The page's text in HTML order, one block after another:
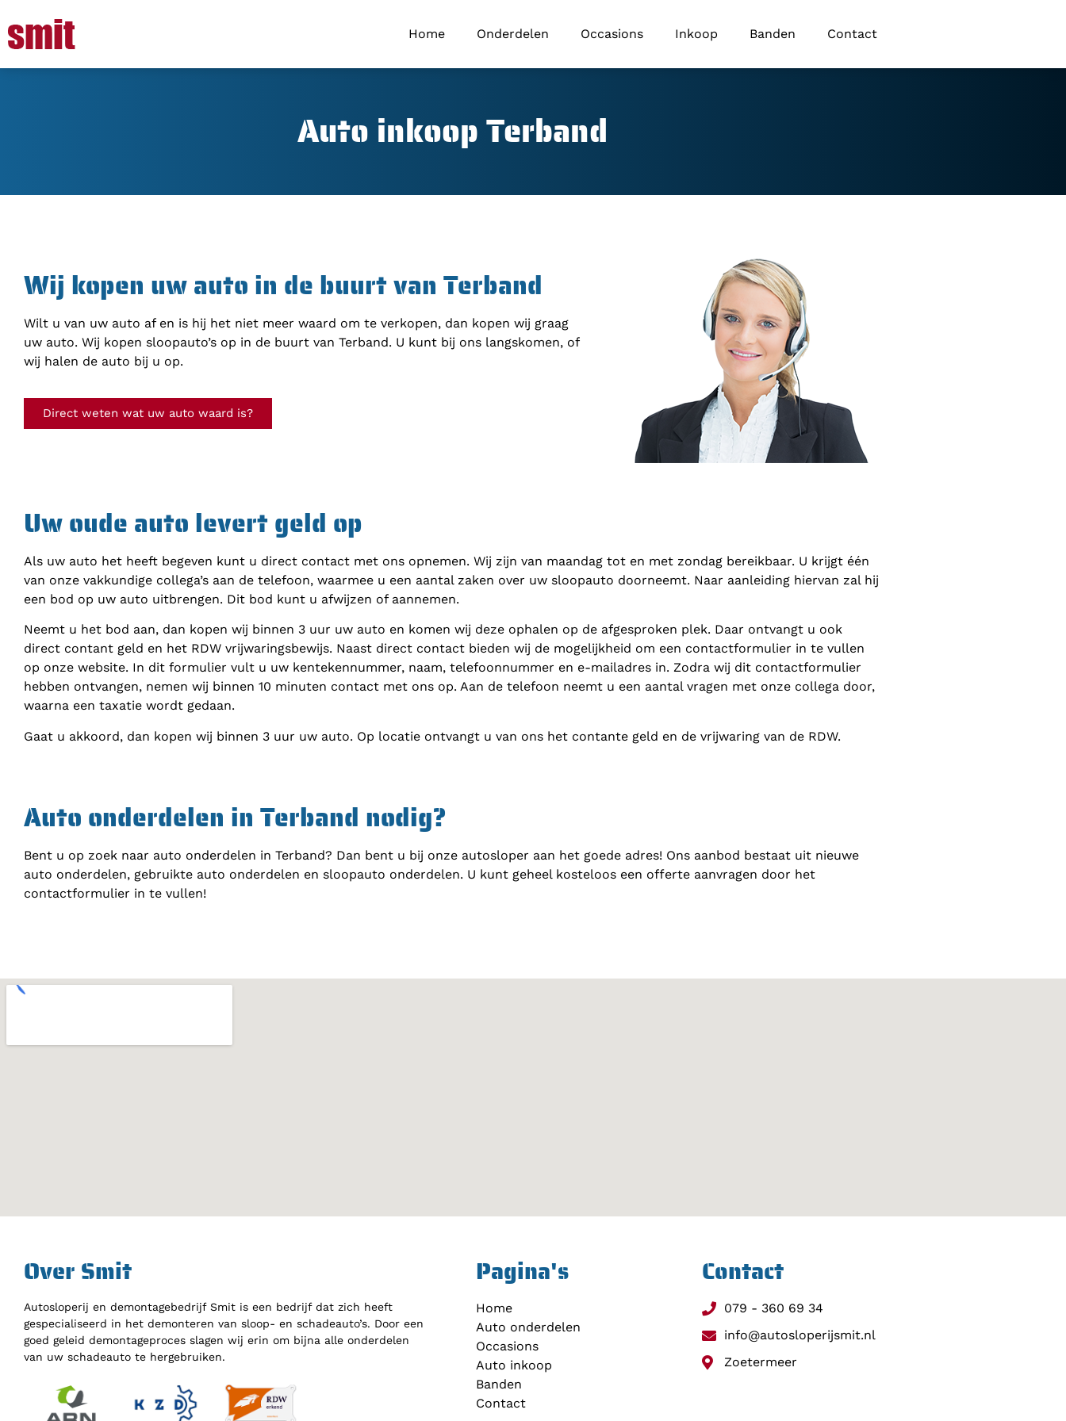
Home Onderdelen Occasions Inkoop Banden Contact
Auto inkoop Terband
Wij kopen uw auto in de buurt van Terband
Wilt u van uw auto af en is hij het niet meer waard om te verkopen, dan kopen wij graag
uw auto. Wij kopen sloopauto’s op in de buurt van Terband. U kunt bij ons langskomen, of
wij halen de auto bij u op.
Direct weten wat uw auto waard is?
Uw oude auto levert geld op
Als uw auto het heeft begeven kunt u direct contact met ons opnemen. Wij zijn van maandag tot en met zondag bereikbaar. U krijgt één
van onze vakkundige collega’s aan de telefoon, waarmee u een aantal zaken over uw sloopauto doorneemt. Naar aanleiding hiervan zal hij
een bod op uw auto uitbrengen. Dit bod kunt u afwijzen of aannemen.
Neemt u het bod aan, dan kopen wij binnen 3 uur uw auto en komen wij deze ophalen op de afgesproken plek. Daar ontvangt u ook
direct contant geld en het RDW vrijwaringsbewijs. Naast direct contact bieden wij de mogelijkheid om een contactformulier in te vullen
op onze website. In dit formulier vult u uw kentekennummer, naam, telefoonnummer en e-mailadres in. Zodra wij dit contactformulier
hebben ontvangen, nemen wij binnen 10 minuten contact met ons op. Aan de telefoon neemt u een aantal vragen met onze collega door,
waarna een taxatie wordt gedaan.
Gaat u akkoord, dan kopen wij binnen 3 uur uw auto. Op locatie ontvangt u van ons het contante geld en de vrijwaring van de RDW.
Auto onderdelen in Terband nodig?
Bent u op zoek naar auto onderdelen in Terband? Dan bent u bij onze autosloper aan het goede adres! Ons aanbod bestaat uit nieuwe
auto onderdelen, gebruikte auto onderdelen en sloopauto onderdelen. U kunt geheel kosteloos een offerte aanvragen door het
contactformulier in te vullen!
Over Smit
Autosloperij en demontagebedrijf Smit is een bedrijf dat zich heeft
gespecialiseerd in het demonteren van sloop- en schadeauto’s. Door een
goed geleid demontageproces slagen wij erin om bijna alle onderdelen
van uw schadeauto te hergebruiken.
Pagina's
Home
Auto onderdelen
Occasions
Auto inkoop
Banden
Contact
Contact
079 - 360 69 34
info@autosloperijsmit.nl
Zoetermeer